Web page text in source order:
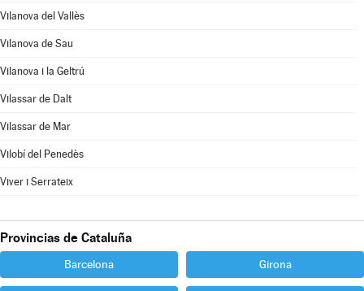
Vilanova del Vallès
Vilanova de Sau
Vilanova i la Geltrú
Vilassar de Dalt
Vilassar de Mar
Vilobí del Penedès
Viver i Serrateix
Provincias de Cataluña
Barcelona Girona